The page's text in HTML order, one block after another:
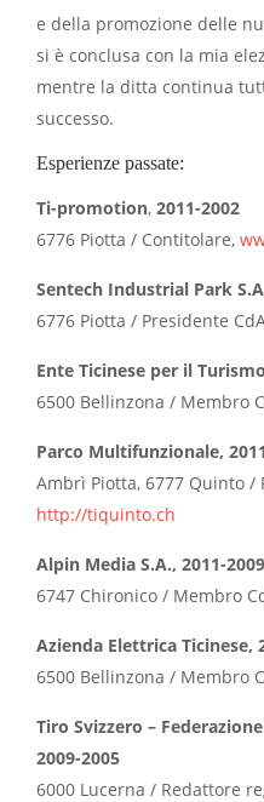
e della promozione delle
si è conclusa con la mia
mentre la ditta continua
successo.
Esperienze passate:
Ti-promotion, 2011-2002
6776 Piotta / Contitolare,
Sentech Industrial Park
6776 Piotta / Presidente
Ente Ticinese per il
6500 Bellinzona / Membro
Parco Multifunzionale,
Ambrì Piotta, 6777 Quinto /
http://tiquinto.ch
Alpin Media S.A., 2011-2009
6747 Chironico / Membro
Azienda Elettrica Ticinese,
6500 Bellinzona / Membro
Tiro Svizzero –
2009-2005
6000 Lucerna / Redattore